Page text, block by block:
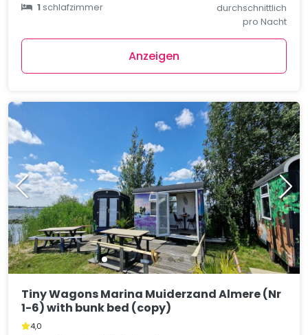
1schlafzimmer
durchschnittlich
pro Nacht
Anzeigen
Tiny Wagons Marina Muiderzand Almere (Nr
1-6) with bunk bed (copy)
4,0